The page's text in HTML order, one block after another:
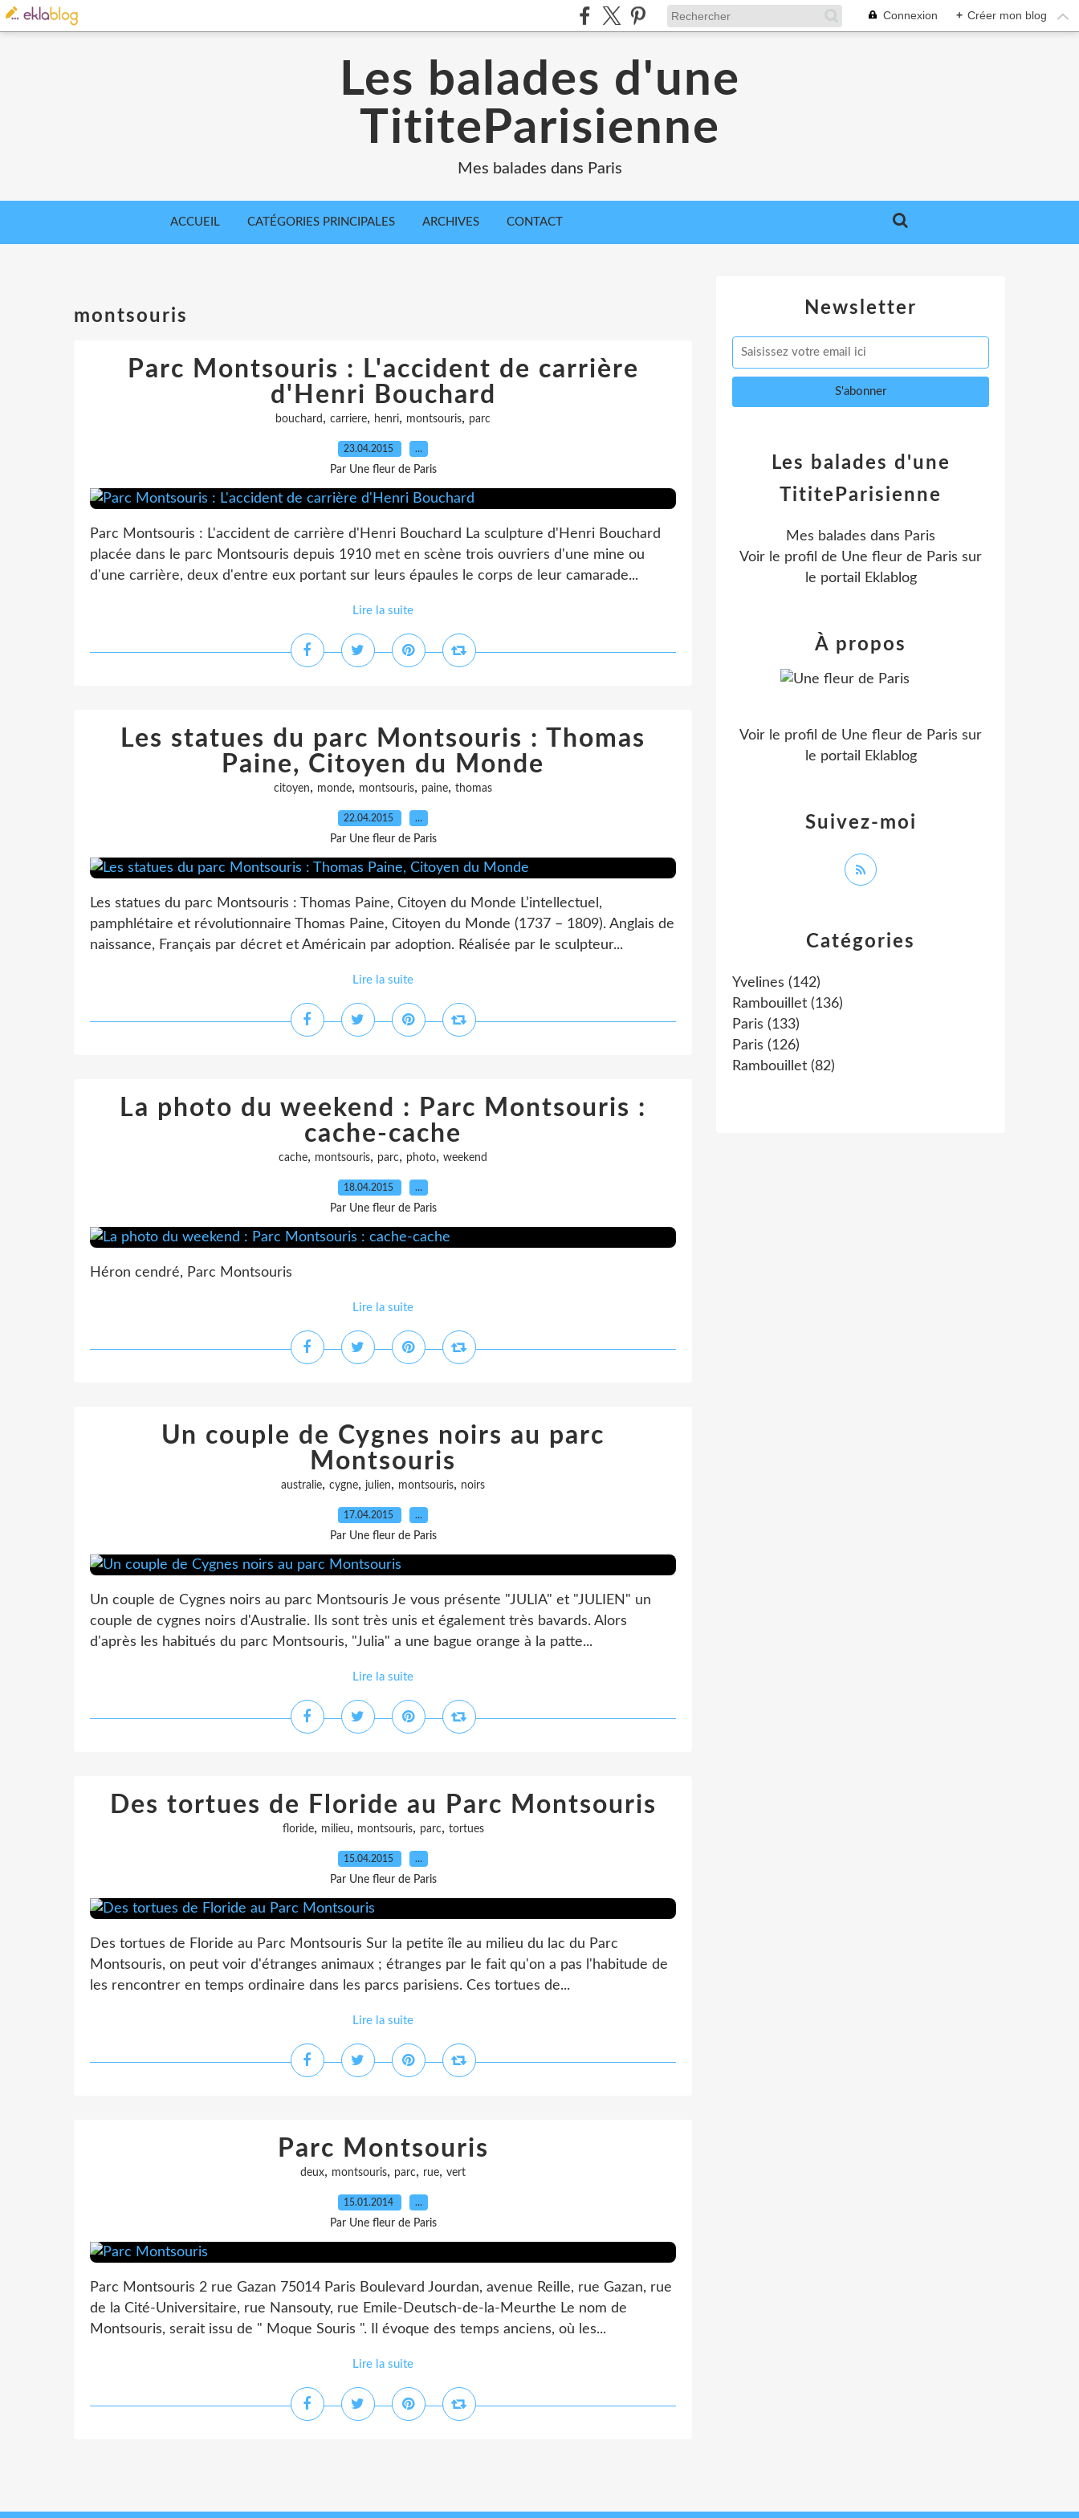
Connexion + Créer mon blog
Les balades d'une
TititeParisienne
Mes balades dans Paris
ACCUEIL CATÉGORIES PRINCIPALES ARCHIVES CONTACT
montsouris
Parc Montsouris : L'accident de carrière
d'Henri Bouchard
bouchard , carriere, henri, montsouris, parc
23.04.2015 …
Par Une fleur de Paris
Parc Montsouris : L'accident de carrière d'Henri Bouchard La sculpture d'Henri Bouchard
placée dans le parc Montsouris depuis 1910 met en scène trois ouvriers d'une mine ou
d'une carrière, deux d'entre eux portant sur leurs épaules le corps de leur camarade...
Lire la suite
Les statues du parc Montsouris : Thomas
Paine, Citoyen du Monde
citoyen, monde, montsouris, paine, thomas
22.04.2015 …
Par Une fleur de Paris
Les statues du parc Montsouris : Thomas Paine, Citoyen du Monde L’intellectuel,
pamphlétaire et révolutionnaire Thomas Paine, Citoyen du Monde (1737 – 1809). Anglais de
naissance, Français par décret et Américain par adoption. Réalisée par le sculpteur...
Lire la suite
La photo du weekend : Parc Montsouris :
cache-cache
cache, montsouris, parc, photo, weekend
18.04.2015 …
Par Une fleur de Paris
Héron cendré, Parc Montsouris
Lire la suite
Un couple de Cygnes noirs au parc
Montsouris
australie, cygne, julien, montsouris, noirs
17.04.2015 …
Par Une fleur de Paris
Un couple de Cygnes noirs au parc Montsouris Je vous présente "JULIA" et "JULIEN" un
couple de cygnes noirs d'Australie. Ils sont très unis et également très bavards. Alors
d'après les habitués du parc Montsouris, "Julia" a une bague orange à la patte...
Lire la suite
Des tortues de Floride au Parc Montsouris
floride, milieu, montsouris, parc, tortues
15.04.2015 …
Par Une fleur de Paris
Des tortues de Floride au Parc Montsouris Sur la petite île au milieu du lac du Parc
Montsouris, on peut voir d'étranges animaux ; étranges par le fait qu'on a pas l'habitude de
les rencontrer en temps ordinaire dans les parcs parisiens. Ces tortues de...
Lire la suite
Parc Montsouris
deux, montsouris, parc, rue, vert
15.01.2014 …
Par Une fleur de Paris
Parc Montsouris 2 rue Gazan 75014 Paris Boulevard Jourdan, avenue Reille, rue Gazan, rue
de la Cité-Universitaire, rue Nansouty, rue Emile-Deutsch-de-la-Meurthe Le nom de
Montsouris, serait issu de " Moque Souris ". Il évoque des temps anciens, où les...
Lire la suite
Newsletter
Catégories
Yvelines (142)
Rambouillet (136)
Paris (133)
Paris (126)
Rambouillet (82)
Les balades d'une
TititeParisienne
Mes balades dans Paris
Voir le profil de Une fleur de Paris sur
le portail Eklablog
Suivez-moi
À propos
Voir le profil de Une fleur de Paris sur
le portail Eklablog